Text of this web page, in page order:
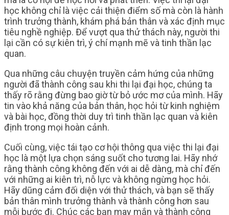
học không chỉ là việc cải thiện điểm số mà còn là hành
trình trưởng thành, khám phá bản thân và xác định mục
tiêu nghề nghiệp. Để vượt qua thử thách này, người thi
lại cần có sự kiên trì, ý chí mạnh mẽ và tinh thần lạc
quan.
Qua những câu chuyện truyền cảm hứng của những
người đã thành công sau khi thi lại đại học, chúng ta
thấy rõ rằng đừng bao giờ từ bỏ ước mơ của mình. Hãy
tin vào khả năng của bản thân, học hỏi từ kinh nghiệm
và bài học, đồng thời duy trì tinh thần lạc quan và kiên
định trong mọi hoàn cảnh.
Cuối cùng, việc tái tạo cơ hội thông qua việc thi lại đại
học là một lựa chọn sáng suốt cho tương lai. Hãy nhớ
rằng thành công không đến với ai dễ dàng, mà chỉ đến
với những ai kiên trì, nỗ lực và không ngừng học hỏi.
Hãy dũng cảm đối diện với thử thách, và bạn sẽ thấy
bản thân mình trưởng thành và thành công hơn sau
mỗi bước đi. Chúc các bạn may mắn và thành công